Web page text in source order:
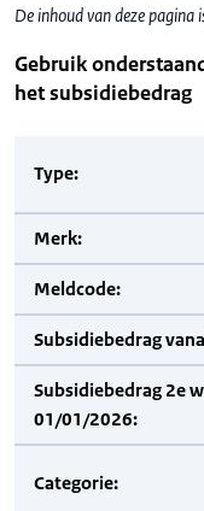
De inhoud van deze
Gebruik
het subsidiebedrag
Type:
Merk:
Meldcode:
Subsidiebedrag
Subsidiebedrag 2e
01/01/2026:
Categorie: